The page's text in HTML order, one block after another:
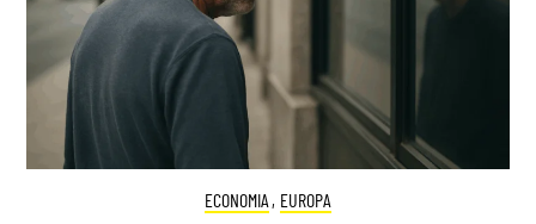
ECONOMIA , EUROPA